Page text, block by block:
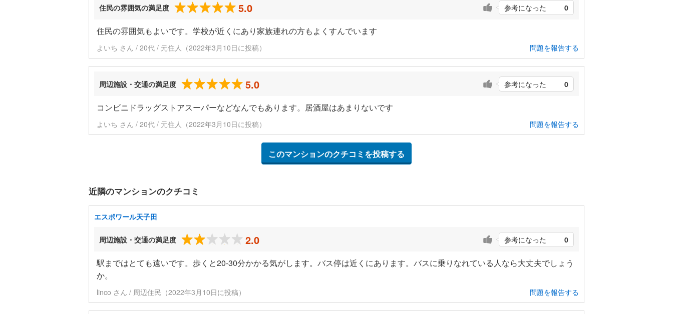
住民の雰囲気の満足度 5.0 参考になった 0
住民の雰囲気もよいです。学校が近くにあり家族連れの方もよくすんでいます
よいち さん / 20代 / 元住人（2022年3月10日に投稿） 問題を報告する
周辺施設・交通の満足度 5.0 参考になった 0
コンビニドラッグストアスーパーなどなんでもあります。居酒屋はあまりないです
よいち さん / 20代 / 元住人（2022年3月10日に投稿） 問題を報告する
このマンションのクチコミを投稿する
近隣のマンションのクチコミ
エスポワール天子田
周辺施設・交通の満足度 2.0 参考になった 0
駅まではとても遠いです。歩くと20‐30分かかる気がします。バス停は近くにあります。バスに乗りなれている人なら大丈夫でしょう
か。
linco さん / 周辺住民（2022年3月10日に投稿） 問題を報告する